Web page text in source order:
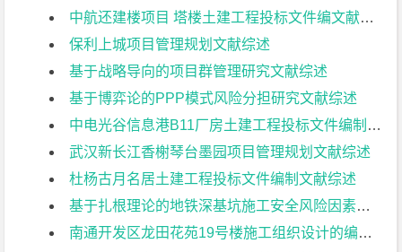
中航还建楼项目 塔楼土建工程投标文件编文献综述
保利上城项目管理规划文献综述
基于战略导向的项目群管理研究文献综述
基于博弈论的PPP模式风险分担研究文献综述
中电光谷信息港B11厂房土建工程投标文件编制文献综述
武汉新长江香榭琴台墨园项目管理规划文献综述
杜杨古月名居土建工程投标文件编制文献综述
基于扎根理论的地铁深基坑施工安全风险因素识别研究文献综述
南通开发区龙田花苑19号楼施工组织设计的编制文献综述